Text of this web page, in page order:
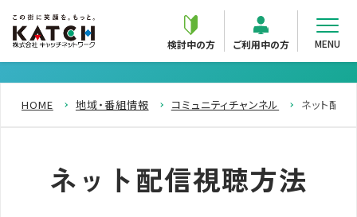
検討中の方 ご利用中の方 MENU
HOME 地域・番組情報 コミュニティチャンネル ネット配
ネット配信視聴方法